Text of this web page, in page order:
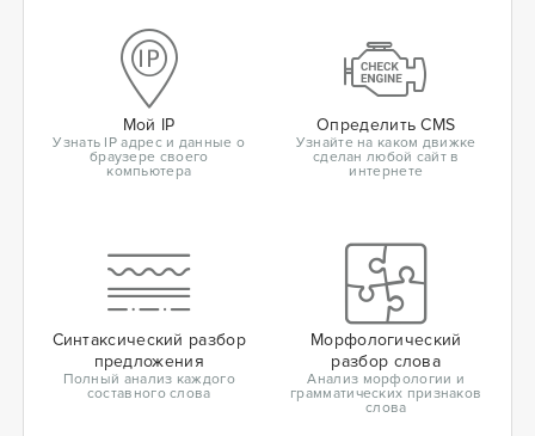
Мой IP
Узнать IP адрес и данные о
браузере своего
компьютера
Определить CMS
Узнайте на каком движке
сделан любой сайт в
интернете
Синтаксический разбор
предложения
Полный анализ каждого
составного слова
Морфологический
разбор слова
Анализ морфологии и
грамматических признаков
слова